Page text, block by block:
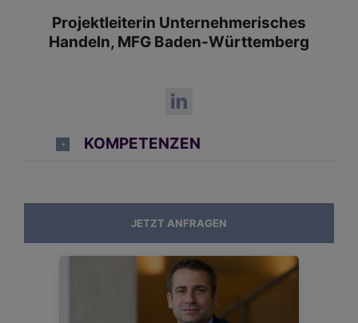
Projektleiterin Unternehmerisches
Handeln, MFG Baden-Württemberg
KOMPETENZEN
JETZT ANFRAGEN